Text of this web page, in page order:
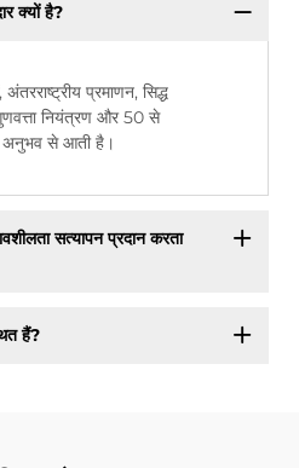
क्यों है?
प्रमाणन, सिद्ध
नियंत्रण और 50 से
अनुभव से आती है।
सत्यापन प्रदान करता
हैं?